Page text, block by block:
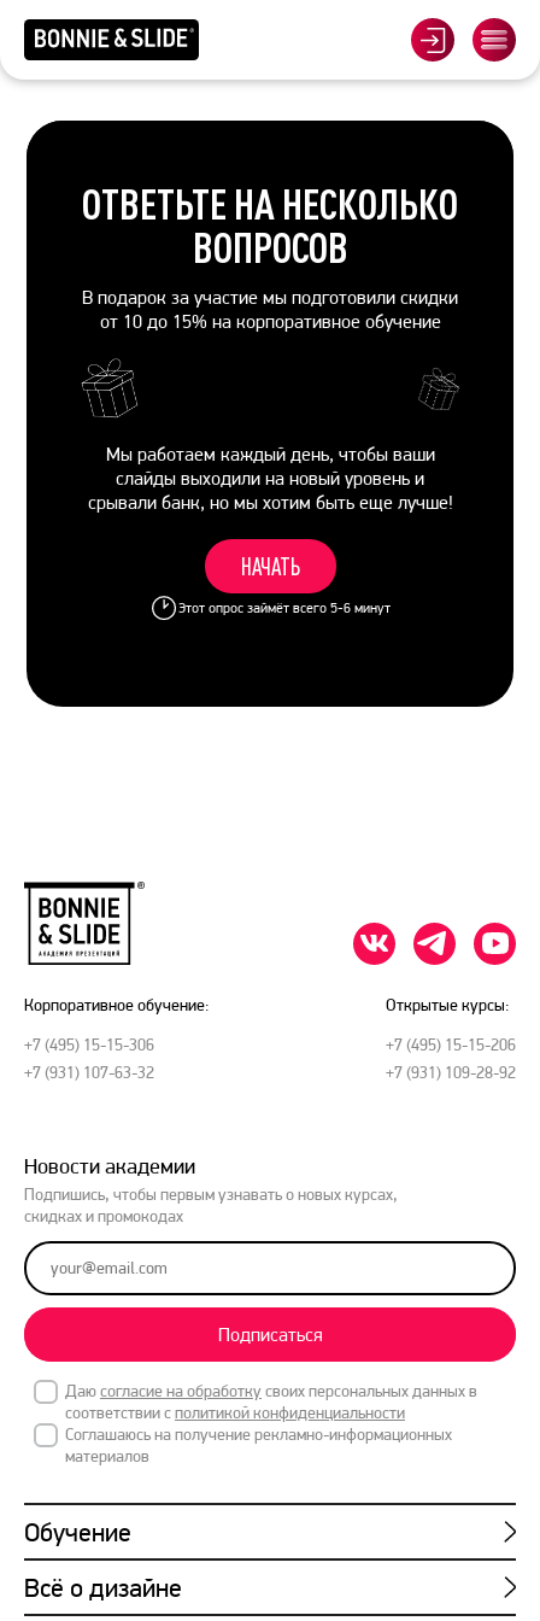
ОТВЕТЬТЕ НА НЕСКОЛЬКО
ВОПРОСОВ
В подарок за участие мы подготовили скидки
от 10 до 15% на корпоративное обучение
Мы работаем каждый день, чтобы ваши
слайды выходили на новый уровень и
срывали банк, но мы хотим быть еще лучше!
НАЧАТЬ
Этот опрос займёт всего 5-6 минут
Корпоративное обучение:
+7 (495) 15-15-306
+7 (931) 107-63-32
Открытые курсы:
+7 (495) 15-15-206
+7 (931) 109-28-92
Новости академии
Подпишись, чтобы первым узнавать о новых курсах,
скидках и промокодах
Подписаться
Даюсогласие на обработкусвоих персональных данных в
соответствии сполитикой конфиденциальности
Соглашаюсь на получение рекламно-информационных
материалов
Обучение
Курсы
Всё о дизайне